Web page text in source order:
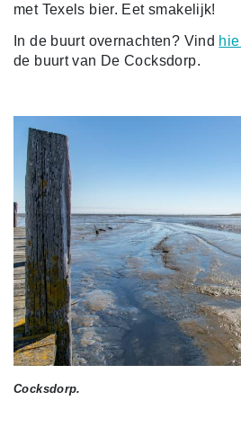
met Texels bier. Eet smakelijk!
In de buurt overnachten? Vind
de buurt van De Cocksdorp.
Cocksdorp.